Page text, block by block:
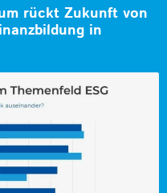
rückt Zukunft von
in